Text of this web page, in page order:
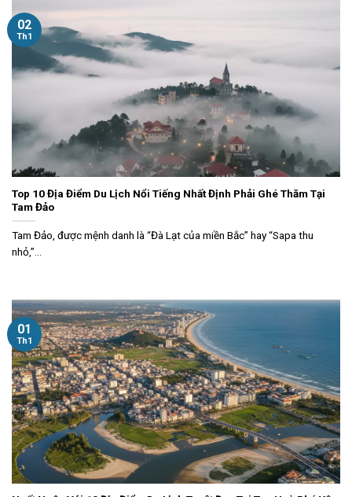
Top 10 Địa Điểm Du Lịch Nổi Tiếng Nhất Định Phải Ghé Thăm Tại
Tam Đảo
Tam Đảo, được mệnh danh là “Đà Lạt của miền Bắc” hay “Sapa thu
nhỏ,”...
02
Th1
01
Th1